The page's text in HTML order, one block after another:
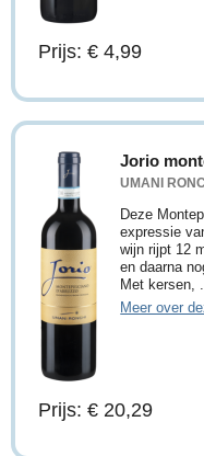
Prijs: € 4,99
Jorio
UMANI
Deze
expressie
wijn rijpt 12
en daarna
Met kersen, ...
Meer over
Prijs: € 20,29